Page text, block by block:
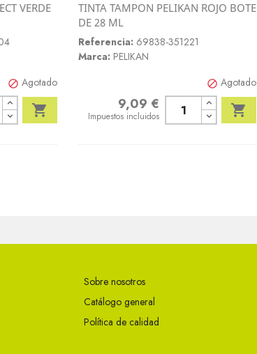
VERDE
 Agotado

TINTA TAMPON PELIKAN ROJO BOTE
DE 28 ML
Referencia: 69838-351221
Marca: PELIKAN
 Agotado
9,09 €
Impuestos incluidos 
Sobre nosotros
Catálogo general
Política de calidad